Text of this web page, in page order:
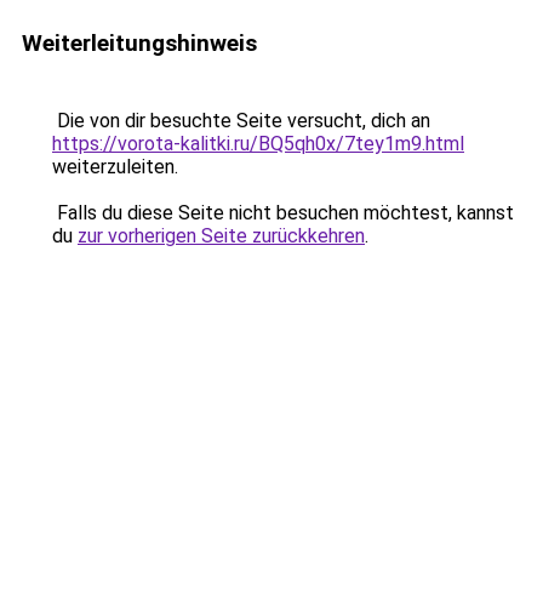
Weiterleitungshinweis
Die von dir besuchte Seite versucht, dich an
https://vorota-kalitki.ru/BQ5qh0x/7tey1m9.html
weiterzuleiten.
Falls du diese Seite nicht besuchen möchtest, kannst
du zur vorherigen Seite zurückkehren.